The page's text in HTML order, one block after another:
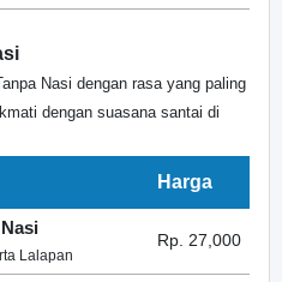
Nasi dengan rasa yang paling
dengan suasana santai di
Harga
Lalapan
Rp. 27,000